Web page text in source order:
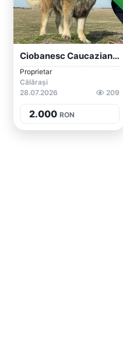
Ciobanesc Caucazian Mascul 7 Luni
Proprietar
Călărași
28.07.2026
209
2.000 RON